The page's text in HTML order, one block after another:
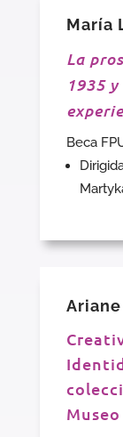
María
La
1935
Beca